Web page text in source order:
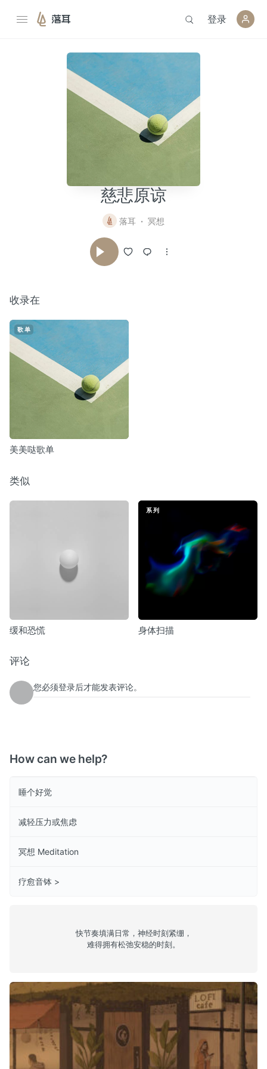
落耳 登录
慈悲原谅
落耳 冥想
收录在
歌单
美美哒歌单
类似
缓和恐慌
系列
身体扫描
评论
您必须登录后才能发表评论。
How can we help?
睡个好觉
减轻压力或焦虑
冥想 Meditation
疗愈音钵 >
快节奏填满日常，神经时刻紧绷，
难得拥有松弛安稳的时刻。